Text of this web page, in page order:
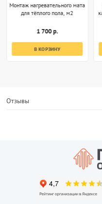
Монтаж нагревательного мата
для тёплого пола, м2
1 700 р.
В КОРЗИНУ
Отзывы